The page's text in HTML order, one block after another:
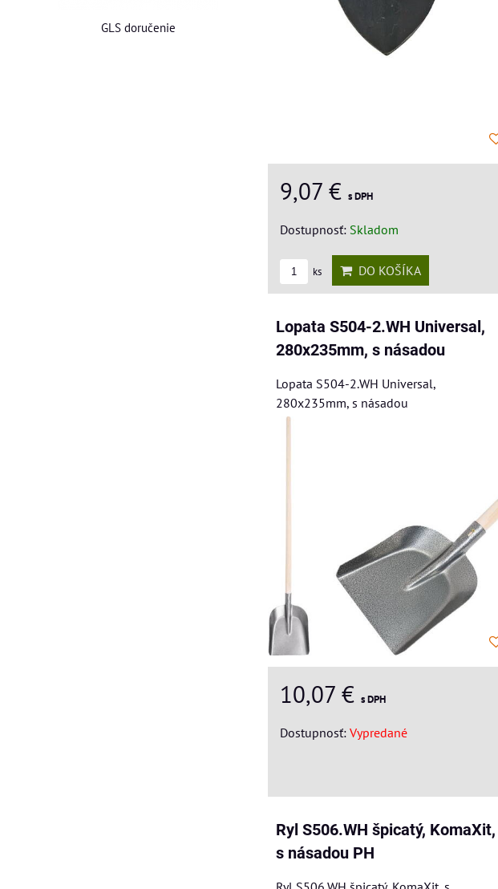
9,07 € s DPH
Dostupnosť: Skladom
ks DO KOŠÍKA
Lopata S504-2.WH Universal,
280x235mm, s násadou
Lopata S504-2.WH Universal,
280x235mm, s násadou
10,07 € s DPH
Dostupnosť: Vypredané
Ryl S506.WH špicatý, KomaXit,
s násadou PH
GLS doručenie